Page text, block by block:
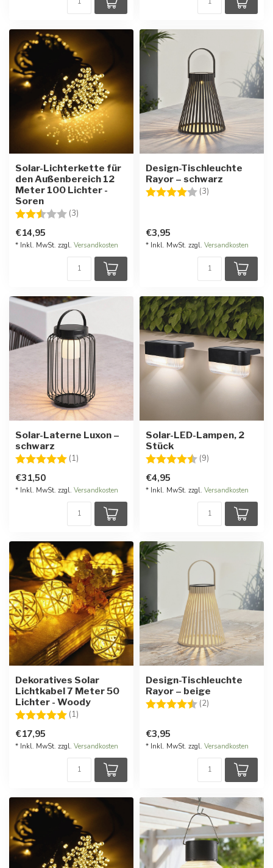
Solar-Lichterkette für
den Außenbereich 12
Meter 100 Lichter -
Soren
Bewertung:
(3)
€14,95
* Inkl. MwSt. zzgl. Versandkosten
Design-Tischleuchte
Rayor – schwarz
Bewertung:
(3)
€3,95
* Inkl. MwSt. zzgl. Versandkosten
Solar-Laterne Luxon –
schwarz
Bewertung:
(1) 5.0 von 5 Sternen
€31,50
* Inkl. MwSt. zzgl. Versandkosten
Solar-LED-Lampen, 2
Stück
Bewertung:
(9)
€4,95
* Inkl. MwSt. zzgl. Versandkosten
Dekoratives Solar
Lichtkabel 7 Meter 50
Lichter - Woody
Bewertung:
(1)
€17,95
* Inkl. MwSt. zzgl. Versandkosten
Design-Tischleuchte
Rayor – beige
Bewertung:
(2)
€3,95
* Inkl. MwSt. zzgl. Versandkosten